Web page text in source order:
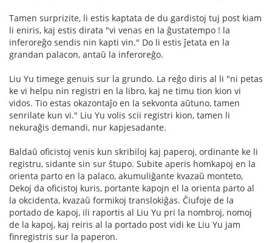
Tamen surprizite, li estis kaptata de du gardistoj tuj post kiam
li eniris, kaj estis dirata "vi venas en la ĝustatempo ! la
inferoreĝo sendis nin kapti vin." Do li estis ĵetata en la
grandan palacon, antaŭ la inferoreĝo.
Liu Yu timege genuis sur la grundo. La reĝo diris al li "ni petas
ke vi helpu nin registri en la libro, kaj ne timu tion kion vi
vidos. Tio estas okazontaĵo en la sekvonta aŭtuno, tamen
senrilate kun vi." Liu Yu volis scii registri kion, tamen li
nekuraĝis demandi, nur kapjesadante.
Baldaŭ oficistoj venis kun skribiloj kaj paperoj, ordinante ke li
registru, sidante sin sur ŝtupo. Subite aperis homkapoj en la
orienta parto en la palaco, akumuliĝante kvazaŭ monteto,
Dekoj da oficistoj kuris, portante kapojn el la orienta parto al
la okcidenta, kvazaŭ formikoj translokiĝas. Ĉiufoje de la
portado de kapoj, ili raportis al Liu Yu pri la nombroj, nomoj
de la kapoj, kaj reiris al la portado post vidi ke Liu Yu jam
finregistris sur la paperon.